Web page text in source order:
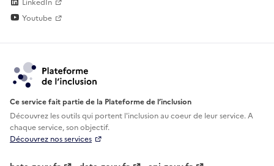
LinkedIn
Youtube
Ce service fait partie de la Plateforme de l’inclusion
Découvrez les outils qui portent l'inclusion aucoeur de leur service. A
chaque service, son objectif.
Découvrez nos services